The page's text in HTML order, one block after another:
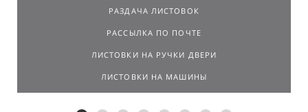
РАЗДАЧА ЛИСТОВОК
РАССЫЛКА ПО ПОЧТЕ
ЛИСТОВКИ НА РУЧКИ ДВЕРИ
ЛИСТОВКИ НА МАШИНЫ